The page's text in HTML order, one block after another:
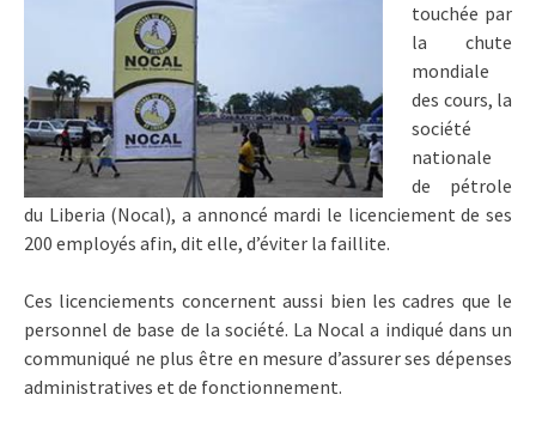
touchée par
la chute
mondiale
des cours, la
société
nationale
de pétrole
du Liberia (Nocal), a annoncé mardi le licenciement de ses
200 employés afin, dit elle, d’éviter la faillite.
Ces licenciements concernent aussi bien les cadres que le
personnel de base de la société. La Nocal a indiqué dans un
communiqué ne plus être en mesure d’assurer ses dépenses
administratives et de fonctionnement.